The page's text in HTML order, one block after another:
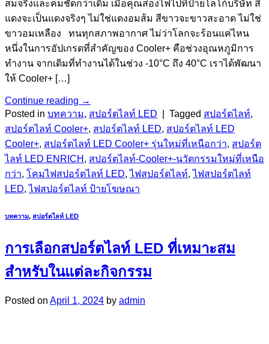
สมจริงและคมชัดกว่าเดิม เมื่อคุณส่องไฟไปที่ป้ายโลโก้บริษัท สี
แดงจะเป็นแดงจริงๆ ไม่ใช่แดงอมส้ม สีขาวจะขาวสะอาด ไม่ใช่
ขาวอมเหลือง ทนทุกสภาพอากาศ ไม่ว่าโลกจะร้อนแค่ไหน
หนึ่งในการอัปเกรดที่สำคัญของ Cooler+ คือช่วงอุณหภูมิการ
ทำงาน จากเดิมที่ทำงานได้ในช่วง -10°C ถึง 40°C เราได้พัฒนา
ให้ Cooler+ […]
Continue reading →
Posted in บทความ, สปอร์ตไลท์ LED Tagged สปอร์ตไลท์,
สปอร์ตไลท์ Cooler+, สปอร์ตไลท์ LED, สปอร์ตไลท์ LED
Cooler+, สปอร์ตไลท์ LED Cooler+ รุ่นใหม่ที่เหนือกว่า, สปอร์ต
ไลท์ LED ENRICH , สปอร์ตไลท์-Cooler+-นวัตกรรมใหม่ที่เหนือ
กว่า, โคมไฟสปอร์ตไลท์ LED,ไฟสปอร์ตไลท์,ไฟสปอร์ตไลท์
LED,ไฟสปอร์ตไลท์ ป้ายโฆษณา
บทความ, สปอร์ตไลท์ LED
การเลือกสปอร์ตไลท์ LED ที่เหมาะสม
สำหรับในแต่ละกิจกรรม
Posted on April 1, 2024 by admin